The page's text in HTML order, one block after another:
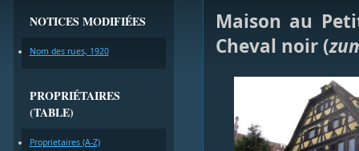
NOTICES MODIFIÉES
Nom des rues, 1920
PROPRIÉTAIRES
(TABLE)
Proprietaires (A-Z)
Maison au
Cheval noir (